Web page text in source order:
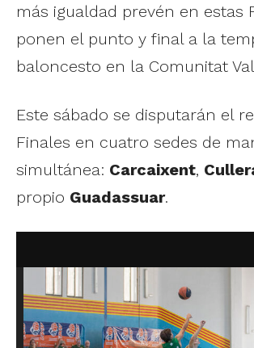
más igualdad prevén en estas
ponen el punto y final a la
baloncesto en la Comunitat
Este sábado se disputarán el
Finales en cuatro sedes de
simultánea: Carcaixent,
propio Guadassuar.